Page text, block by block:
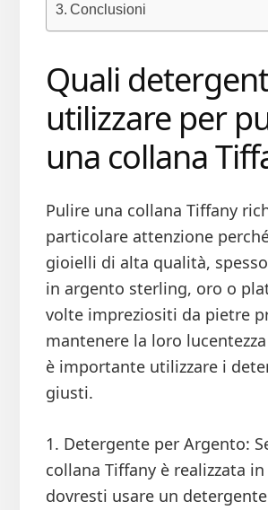
Conclusioni
Quali
utilizzare per
una collana
Pulire una collana Tiffany
particolare attenzione
gioielli di alta qualità,
in argento sterling, oro o
volte impreziositi da pietre
mantenere la loro
è importante utilizzare i
giusti.
1. Detergente per Argento:
collana Tiffany è realizzata
dovresti usare un